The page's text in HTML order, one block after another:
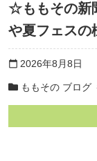
☆ももその新
や夏フェス
calendar_today 2026年8月8日
ももその ブログ